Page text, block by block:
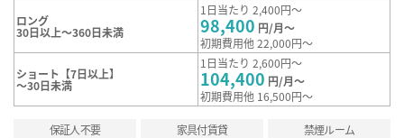
ロング
30日以上～360日未満
1日当たり 2,400円～
98,400 円/月～
初期費用他 22,000円～
ショート【7日以上】
～30日未満
1日当たり 2,600円～
104,400 円/月～
初期費用他 16,500円～
保証人不要 家具付賃貸
禁煙ルーム